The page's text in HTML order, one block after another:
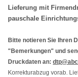
Lieferung mit
pauschale
Bitte notieren Sie Ihren
"Bemerkungen" und
Druckdaten an:
Korrekturabzug vorab.